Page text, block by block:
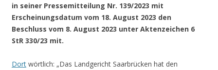
in seiner Pressemitteilung Nr. 139/2023 mit
Erscheinungsdatum vom 18. August 2023 den
Beschluss vom 8. August 2023 unter Aktenzeichen 6
StR 330/23 mit.
Dort wörtlich: „Das Landgericht Saarbrücken hat den